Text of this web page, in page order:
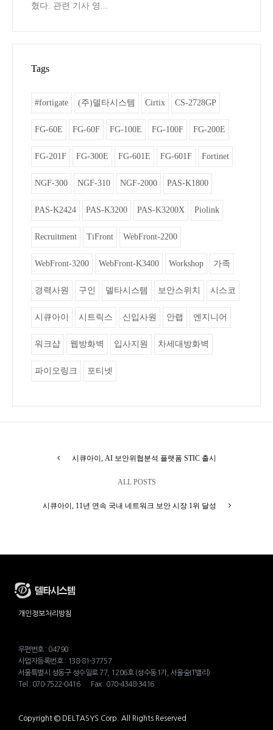
혔다. 관련 기사 영...
Tags
#fortigate (주)델타시스템 Cirtix CS-2728GP
FG-60E FG-60F FG-100E FG-100F FG-200E
FG-201F FG-300E FG-601E FG-601F Fortinet
NGF-300 NGF-310 NGF-2000 PAS-K1800
PAS-K2424 PAS-K3200 PAS-K3200X Piolink
Recruitment TiFront WebFront-2200
WebFront-3200 WebFront-K3400 Workshop 가족
경력사원 구인 델타시스템 보안스위치 시스코
시큐아이 시트릭스 신입사원 안랩 엔지니어
워크샵 웹방화벽 입사지원 차세대방화벽
파이오링크 포티넷
시큐아이, AI 보안위협분석 플랫폼 STIC 출시
ALL POSTS
시큐아이, 11년 연속 국내 네트워크 보안 시장 1위 달성
개인정보처리방침
우편번호 : 04790
사업자등록번호 : 138-81-37757
서울특별시 성동구 성수일로 77, 1206호 (성수동1가, 서울숲IT밸리)
Tel : 070-7522-0416 Fax : 070-4348-3416
Copyright © DELTASYS Corp. All Rights Reserved